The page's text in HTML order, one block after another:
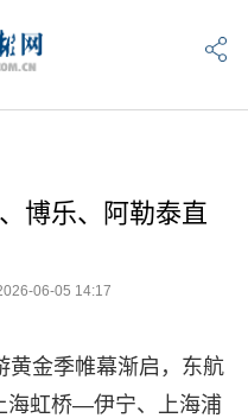
博乐、阿勒泰直
06-05 14:17
黄金季帷幕渐启，东航
海虹桥—伊宁、上海浦